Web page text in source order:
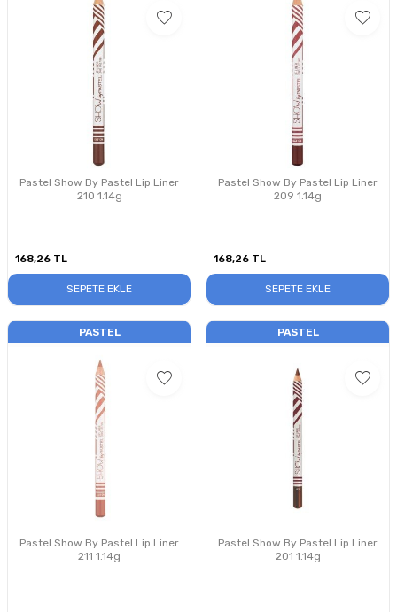
Pastel Show By Pastel Lip Liner
210 1.14g
168,26 TL
SEPETE EKLE
Pastel Show By Pastel Lip Liner
209 1.14g
168,26 TL
SEPETE EKLE
PASTEL
Pastel Show By Pastel Lip Liner
211 1.14g
PASTEL
Pastel Show By Pastel Lip Liner
201 1.14g